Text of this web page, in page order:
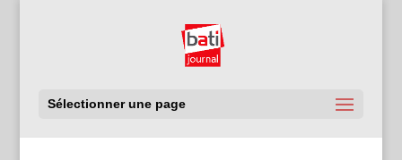
Sélectionner une page